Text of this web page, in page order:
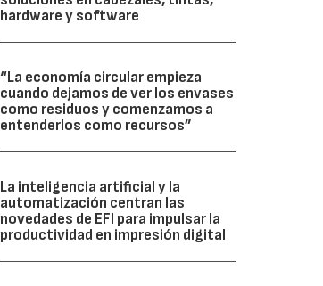
hardware y software
“La economía circular empieza
cuando dejamos de ver los envases
como residuos y comenzamos a
entenderlos como recursos”
La inteligencia artificial y la
automatización centran las
novedades de EFI para impulsar la
productividad en impresión digital